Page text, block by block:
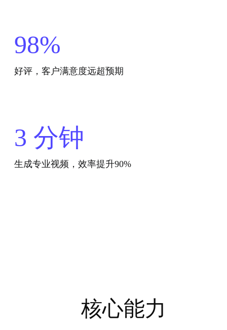
98%
好评，客户满意度远超预期
3 分钟
生成专业视频，效率提升90%
核心能力